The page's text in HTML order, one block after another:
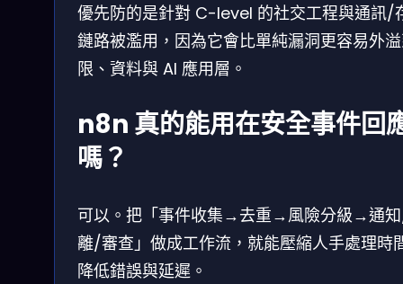
優先防的是針對 C-level 的社交工程與通訊/
鏈路被濫用，因為它會比單純漏洞更容易外
限、資料與 AI 應用層。
n8n 真的能用在安全事件回
嗎？
可以。把「事件收集→去重→風險分級→通
離/審查」做成工作流，就能壓縮人手處理時
降低錯誤與延遲。